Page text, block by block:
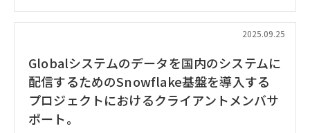
集要員の3名体制を検討しています
・サブリーダポジションとして、プロパやリーダの作業指示を
もとに、実質のプロジェクト推進を担う事を期待しています
■働き方：出社/リモートのハイブリッド(半々想定、出社場所
は東陽町もしくは、神田)
2025.09.25
Globalシステムのデータを国内のシステムに
配信するためのSnowflake基盤を導入する
プロジェクトにおけるクライアントメンバサ
ポート。